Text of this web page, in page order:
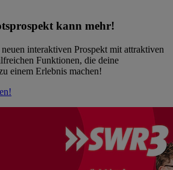
kann mehr!
interaktiven Prospekt mit attraktiven
Funktionen, die deine
einem Erlebnis machen!